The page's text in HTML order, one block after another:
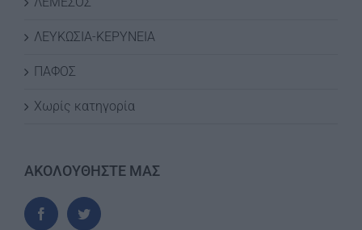
ΛΕΥΚΩΣΙΑ-ΚΕΡΥΝΕΙΑ
ΠΑΦΟΣ
Χωρίς κατηγορία
ΑΚΟΛΟΥΘΗΣΤΕ ΜΑΣ